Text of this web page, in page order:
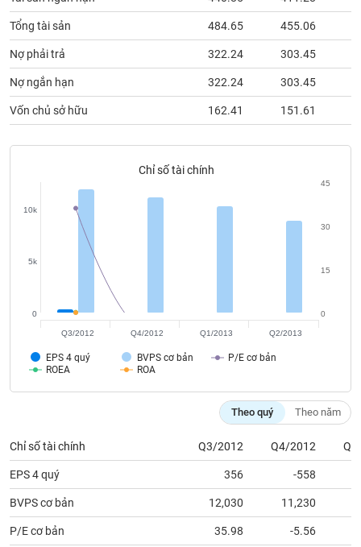
Tổng tài sản 484.65 455.06
Nợ phải trả 322.24 303.45
Nợ ngắn hạn 322.24 303.45
Vốn chủ sở hữu 162.41 151.61
Chỉ số tài chính
EPS 4 quý BVPS cơ bản
P/E cơ bản
ROEA
ROA
0
5k
10k
0
15
30
45
Q3/2012 Q4/2012 Q1/2013 Q2/2013
Theo quý Theo năm
Chỉ số tài chính Q3/2012 Q4/2012
EPS 4 quý 356 -558
BVPS cơ bản 12,030 11,230
P/E cơ bản 35.98 -5.56
tích
(-)
Thuật
ngữ
(-)
chính
Công
đầu
tư